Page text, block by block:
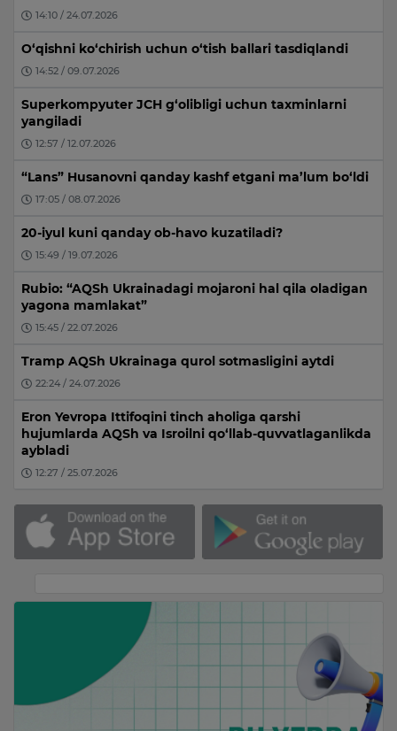
14:10 / 24.07.2026
O‘qishni ko‘chirish uchun o‘tish ballari tasdiqlandi
14:52 / 09.07.2026
Superkompyuter JCH g‘olibligi uchun taxminlarni
yangiladi
12:57 / 12.07.2026
“Lans” Husanovni qanday kashf etgani ma’lum bo‘ldi
17:05 / 08.07.2026
20-iyul kuni qanday ob-havo kuzatiladi?
15:49 / 19.07.2026
Rubio: “AQSh Ukrainadagi mojaroni hal qila oladigan
yagona mamlakat”
15:45 / 22.07.2026
Tramp AQSh Ukrainaga qurol sotmasligini aytdi
22:24 / 24.07.2026
Eron Yevropa Ittifoqini tinch aholiga qarshi
hujumlarda AQSh va Isroilni qo‘llab-quvvatlaganlikda
aybladi
12:27 / 25.07.2026